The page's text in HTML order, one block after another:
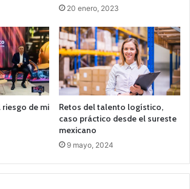
20 enero, 2023
de mi
Retos del talento logístico,
caso práctico desde el sureste
mexicano
9 mayo, 2024